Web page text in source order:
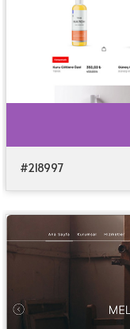
#218997